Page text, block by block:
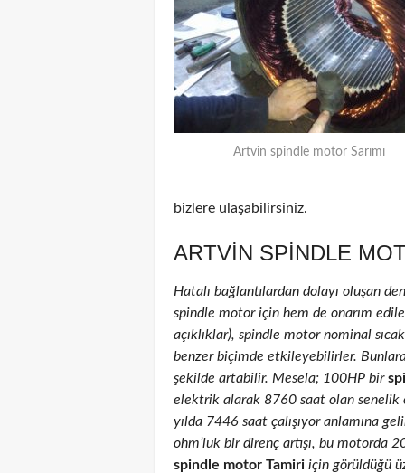
Artvin spindle motor Sarımı
bizlere ulaşabilirsiniz.
ARTVIN SPINDLE
Hatalı bağlantılardan dolayı oluşan
spindle motor için hem de onarım
açıklıklar), spindle motor nominal
benzer biçimde etkileyebilirler.
şekilde artabilir. Mesela; 100HP bir
elektrik alarak 8760 saat olan senelik
yılda 7446 saat çalışıyor anlamına
ohm’luk bir direnç artışı, bu motorda
spindle motor Tamiri için görüldüğü